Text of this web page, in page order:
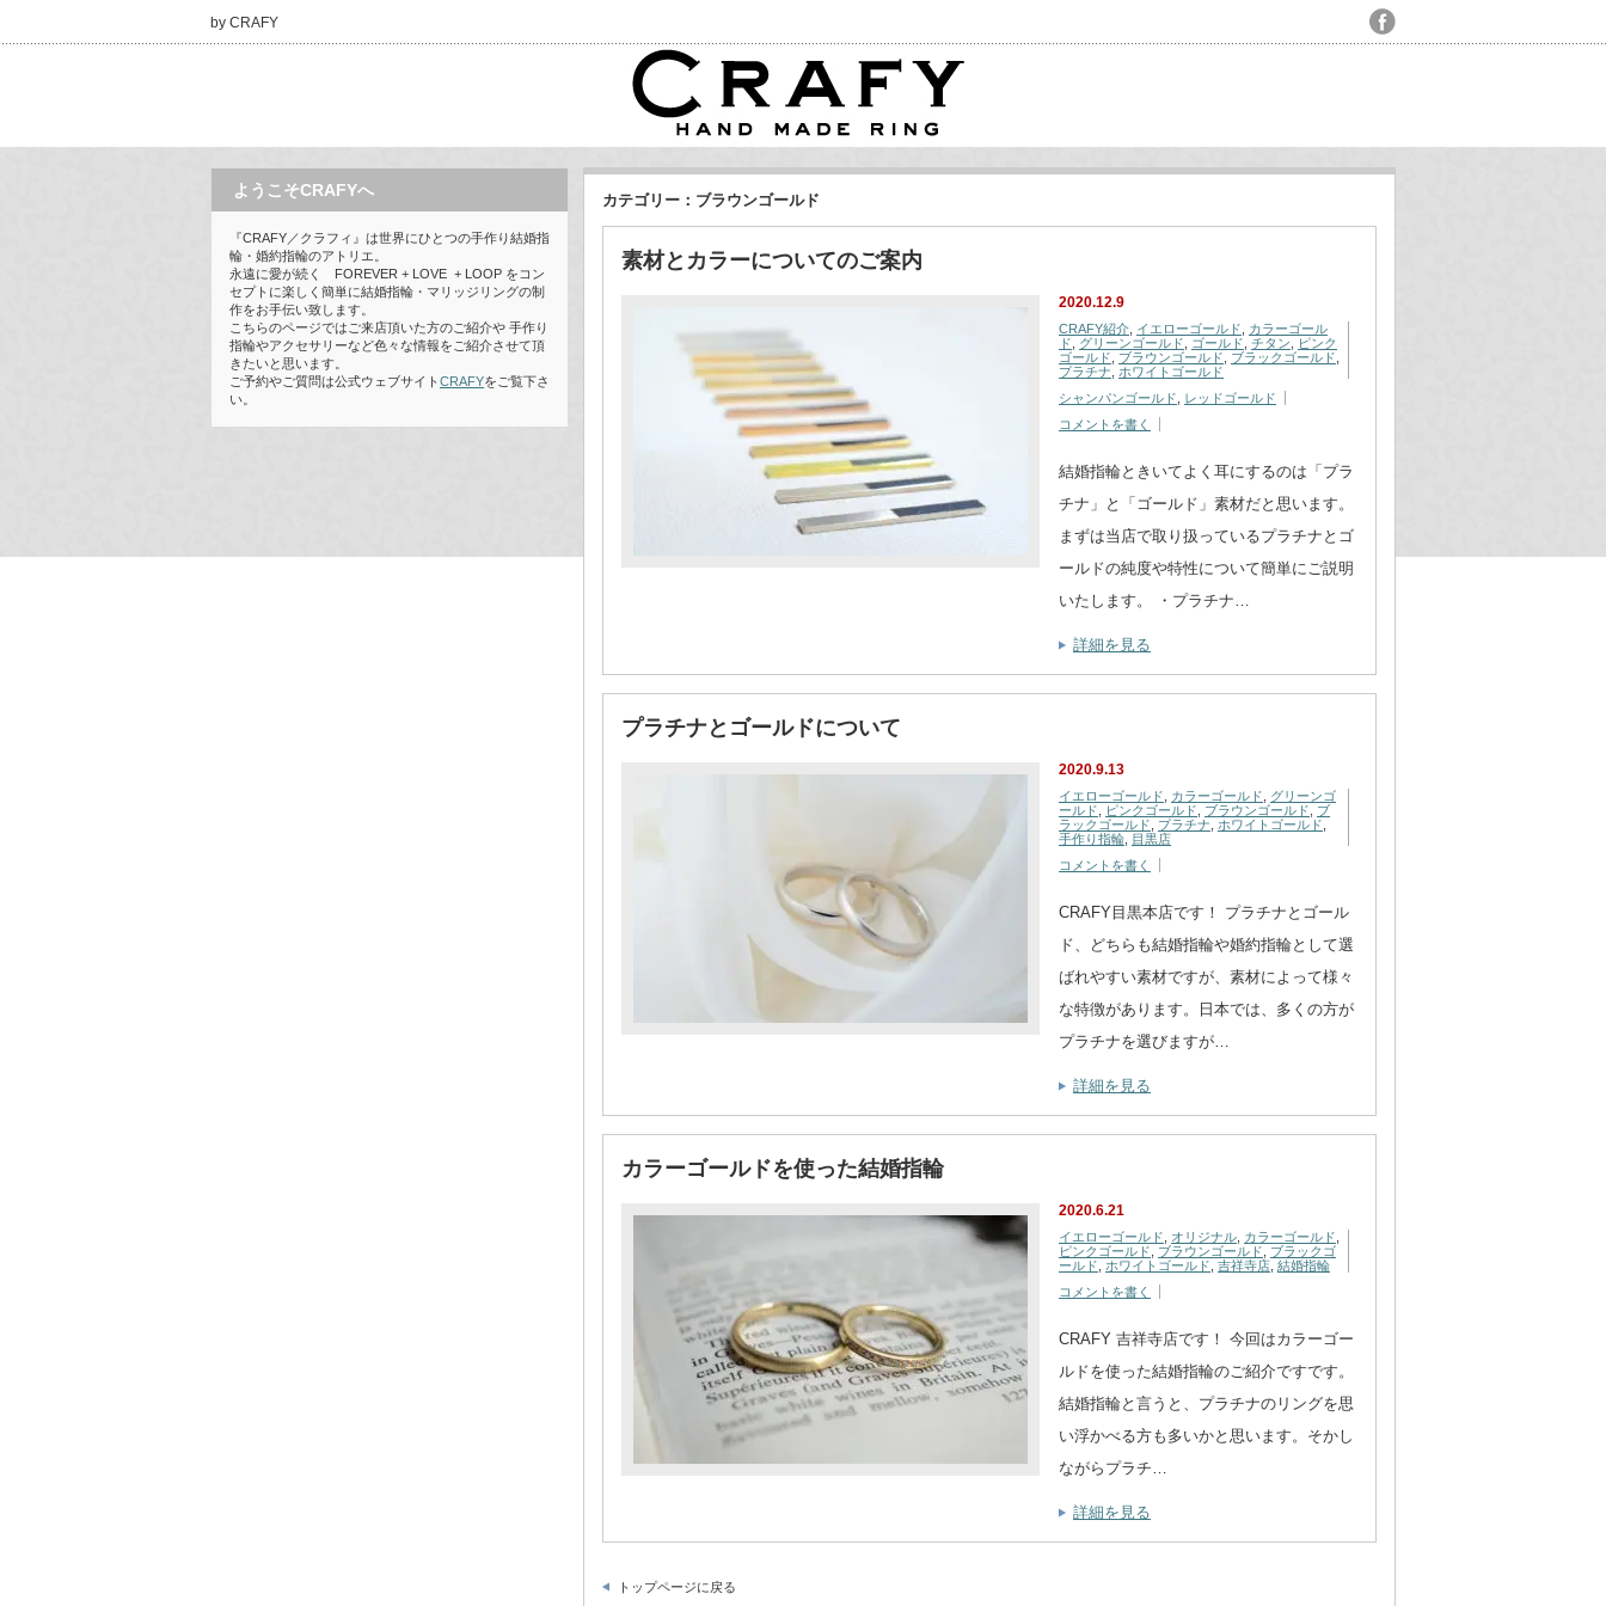
by CRAFY
カテゴリー：ブラウンゴールド
素材とカラーについてのご案内
2020.12.9
CRAFY紹介 イエローゴールド
カラーゴール
ド
グリーンゴールド ゴールド チタン
ピンク
ゴールド
ブラウンゴールド ブラックゴールド
プラチナ
ホワイトゴールド
シャンパンゴールド
レッドゴールド
コメントを書く
結婚指輪ときいてよく耳にするのは「プラ
チナ」と「ゴールド」素材だと思います。
まずは当店で取り扱っているプラチナとゴ
ールドの純度や特性について簡単にご説明
いたします。 ・プラチナ…
詳細を見る
プラチナとゴールドについて
2020.9.13
イエローゴールド カラーゴールド
グリーンゴ
ールド
ピンクゴールド ブラウンゴールド
ブ
ラックゴールド
プラチナ ホワイトゴールド
手作り指輪 目黒店
コメントを書く
CRAFY目黒本店です！ プラチナとゴール
ド、どちらも結婚指輪や婚約指輪として選
ばれやすい素材ですが、素材によって様々
な特徴があります。日本では、多くの方が
プラチナを選びますが…
詳細を見る
カラーゴールドを使った結婚指輪
2020.6.21
イエローゴールド オリジナル カラーゴールド
ピンクゴールド
ブラウンゴールド
ブラックゴ
ールド
ホワイトゴールド 吉祥寺店 結婚指輪
コメントを書く
CRAFY 吉祥寺店です！ 今回はカラーゴー
ルドを使った結婚指輪のご紹介ですです。
結婚指輪と言うと、プラチナのリングを思
い浮かべる方も多いかと思います。そかし
ながらプラチ…
詳細を見る
トップページに戻る
ようこそCRAFYへ
『CRAFY／クラフィ』は世界にひとつの手作り結婚指
輪・婚約指輪のアトリエ。
永遠に愛が続く FOREVER + LOVE + LOOP をコン
セプトに楽しく簡単に結婚指輪・マリッジリングの制
作をお手伝い致します。
こちらのページではご来店頂いた方のご紹介や 手作り
指輪やアクセサリーなど色々な情報をご紹介させて頂
きたいと思います。
ご予約やご質問は公式ウェブサイトCRAFYをご覧下さ
い。